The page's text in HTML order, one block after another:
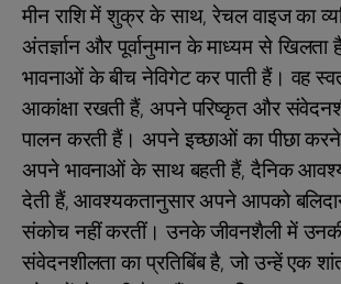
मीन राशि में शुक्र के साथ, रेचल वाइज का
अंतर्ज्ञान और पूर्वानुमान के माध्यम से
भावनाओं के बीच नेविगेट कर पाती हैं। वह
आकांक्षा रखती हैं, अपने परिष्कृत और
पालन करती हैं। अपने इच्छाओं का पीछा
अपने भावनाओं के साथ बहती हैं, दैनिक
देती हैं, आवश्यकतानुसार अपने आपको
संकोच नहीं करतीं। उनके जीवनशैली में
संवेदनशीलता का प्रतिबिंब है, जो उन्हें एक